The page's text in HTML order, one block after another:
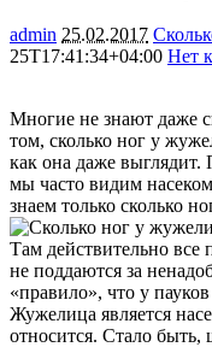
admin 25.02.2017
25T17:41:34+04:00 Нет
Многие не знают даже
том, сколько ног у
как она даже выглядит.
мы часто видим
знаем только сколько
Там действительно все
не поддаются за
«правило», что у
Жужелица является
относится. Стало быть,